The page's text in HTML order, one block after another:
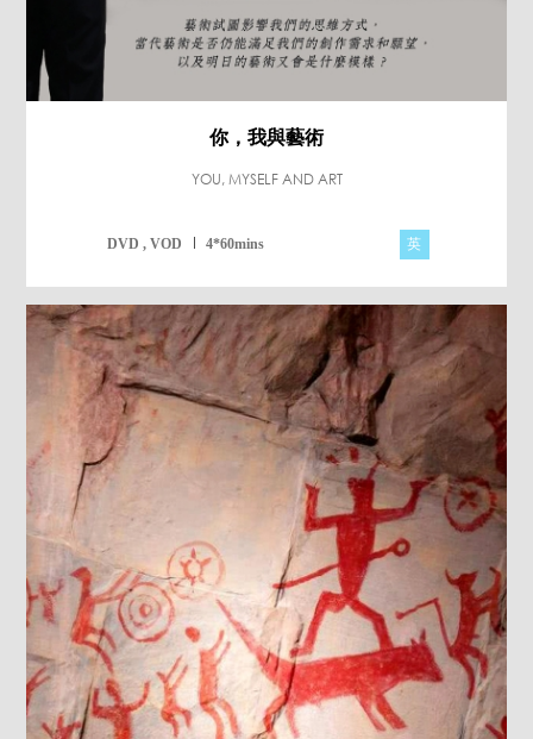
你，我與藝術
YOU, MYSELF AND ART
DVD , VOD 4*60mins 英